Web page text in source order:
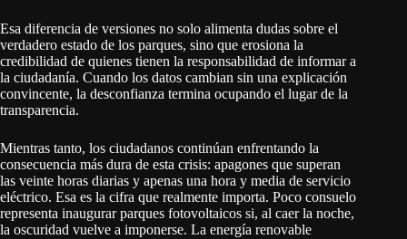
Esa diferencia de versiones no solo alimenta dudas sobre el
verdadero estado de los parques, sino que erosiona la
credibilidad de quienes tienen la responsabilidad de informar a
la ciudadanía. Cuando los datos cambian sin una explicación
convincente, la desconfianza termina ocupando el lugar de la
transparencia.
Mientras tanto, los ciudadanos continúan enfrentando la
consecuencia más dura de esta crisis: apagones que superan
las veinte horas diarias y apenas una hora y media de servicio
eléctrico. Esa es la cifra que realmente importa. Poco consuelo
representa inaugurar parques fotovoltaicos si, al caer la noche,
la oscuridad vuelve a imponerse. La energía renovable